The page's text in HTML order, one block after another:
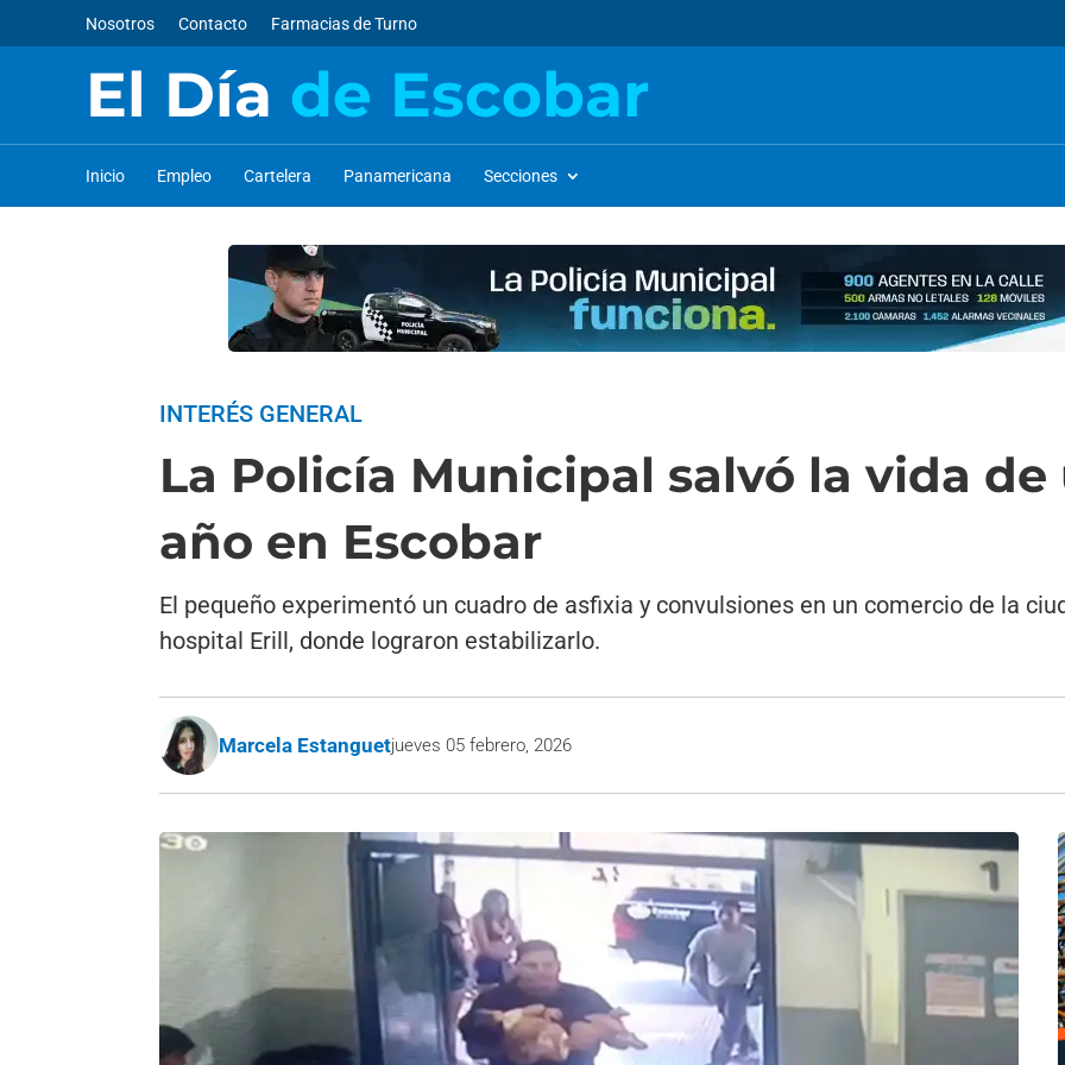
Nosotros Contacto Farmacias de Turno
El Día de Escobar
Inicio Empleo Cartelera Panamericana Secciones
INTERÉS GENERAL
La Policía Municipal salvó la vida
año en Escobar
El pequeño experimentó un cuadro de asfixia y convulsiones en un comercio de la
hospital Erill, donde lograron estabilizarlo.
Marcela Estanguetjueves 05 febrero, 2026